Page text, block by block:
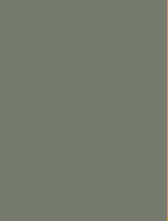
zu https://